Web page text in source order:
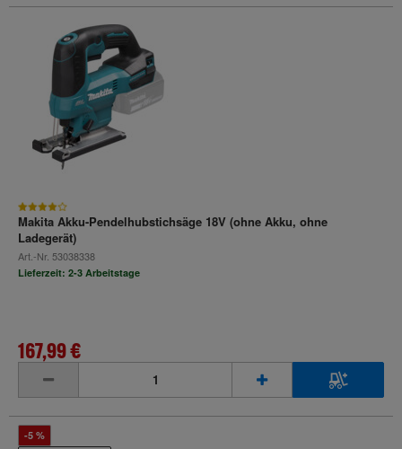
Makita Akku-Pendelhubstichsäge 18V (ohne Akku, ohne
Ladegerät)
Art.-Nr. 53038338
Lieferzeit: 2-3 Arbeitstage
167,99 €
-5 %